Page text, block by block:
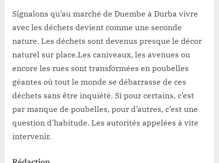
Signalons qu’au marché de Duembe à Durba vivre
avec les déchets devient comme une seconde
nature. Les déchets sont devenus presque le décor
naturel sur place.Les caniveaux, les avenues ou
encore les rues sont transformées en poubelles
géantes où tout le monde se débarrasse de ces
déchets sans être inquiété. Si pour certains, c’est
par manque de poubelles, pour d’autres, c’est une
question d’habitude. Les autorités appelées à vite
intervenir.